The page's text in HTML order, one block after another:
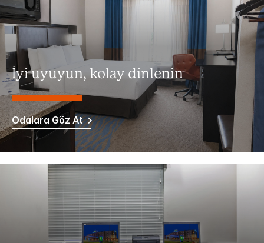
İyi uyuyun, kolay dinlenin
Odalara Göz At